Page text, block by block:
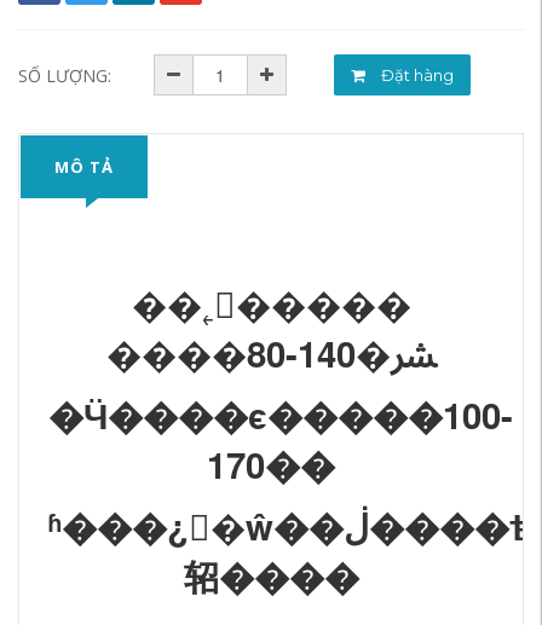
SỐ LƯỢNG: Đặt hàng
MÔ TẢ
��˿�ࣺ����
����80-140�ﴩ
�Ӵ����ϵ�����100-
170��
ʱ���¿�ŵ��ڶ����ѣ��
轺����